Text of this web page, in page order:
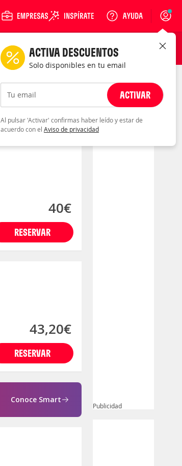
Login
RESERVAR
40€
RESERVAR
43,20€
Conoce Smart
Publicidad
ACTIVA DESCUENTOS
Solo disponibles en tu email
Tu email ACTIVAR
Al pulsar 'Activar' confirmas haber leído y estar de
acuerdo con el Aviso de privacidad